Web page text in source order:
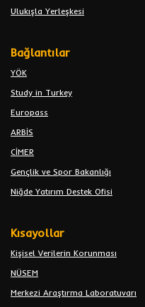
Ulukışla Yerleşkesi
Bağlantılar
YÖK
Study in Turkey
Europass
ARBİS
CİMER
Gençlik ve Spor Bakanlığı
Niğde Yatırım Destek Ofisi
Kısayollar
Kişisel Verilerin Korunması
NÜSEM
Merkezi Araştırma Laboratuvarı